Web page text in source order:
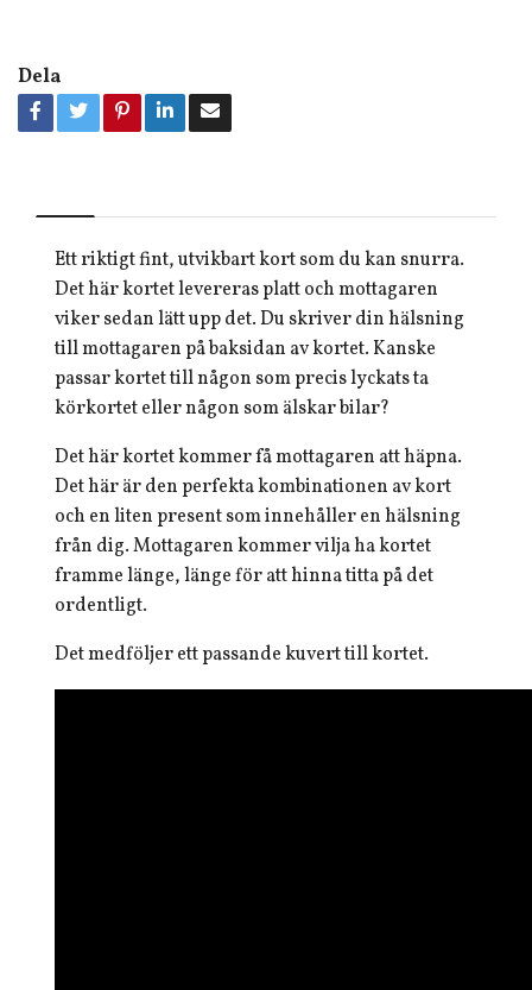
Dela
Ett riktigt fint, utvikbart kort som du kan snurra.
Det här kortet levereras platt och mottagaren
viker sedan lätt upp det. Du skriver din hälsning
till mottagaren på baksidan av kortet. Kanske
passar kortet till någon som precis lyckats ta
körkortet eller någon som älskar bilar?
Det här kortet kommer få mottagaren att häpna.
Det här är den perfekta kombinationen av kort
och en liten present som innehåller en hälsning
från dig. Mottagaren kommer vilja ha kortet
framme länge, länge för att hinna titta på det
ordentligt.
Det medföljer ett passande kuvert till kortet.